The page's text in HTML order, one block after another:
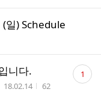
일) Schedule
니다.
작성시간
18.02.14 조회수
62
댓
글 1